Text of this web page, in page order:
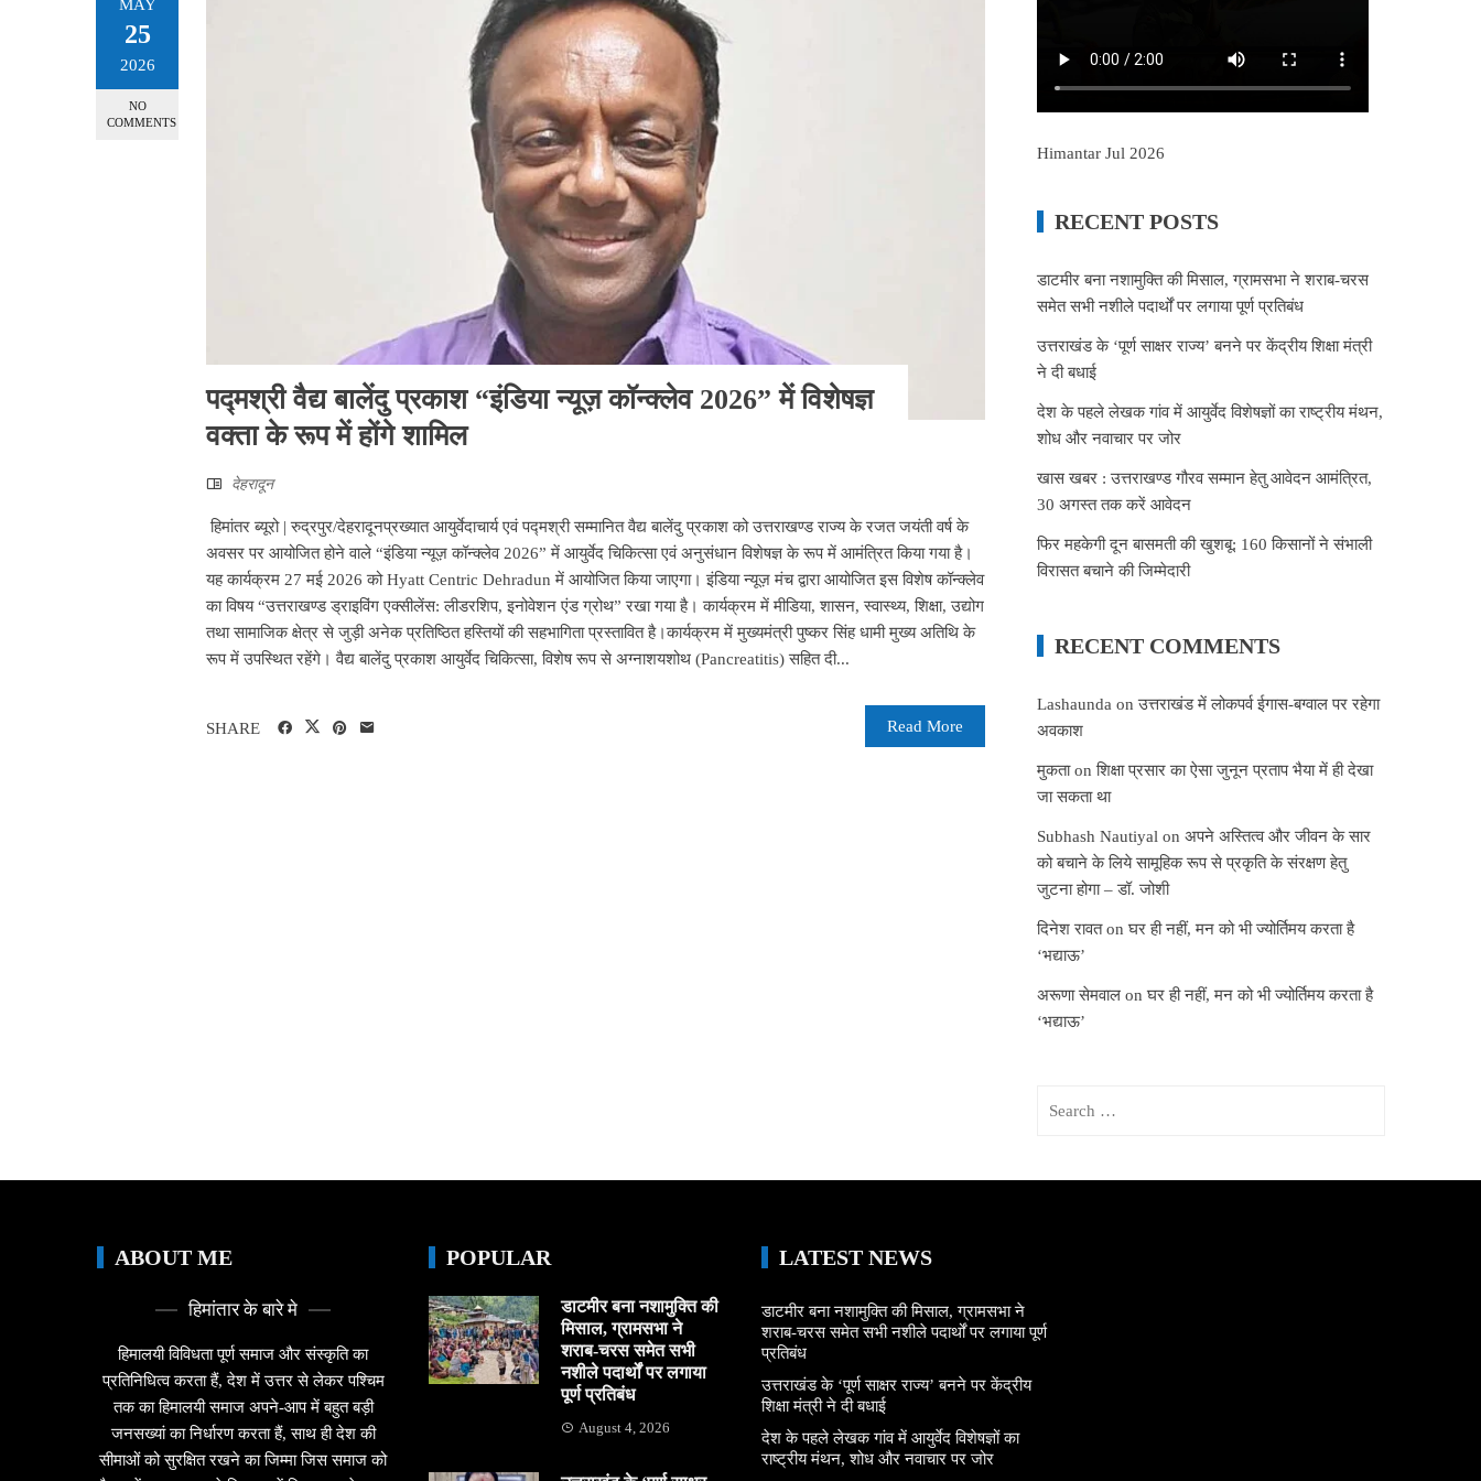
MAY
25
2026
NO
COMMENTS
पद्मश्री वैद्य बालेंदु प्रकाश “इंडिया न्यूज़ कॉन्क्लेव 2026” में विशेषज्ञ
वक्ता के रूप में होंगे शामिल
देहरादून
हिमांतर ब्यूरो | रुद्रपुर/देहरादूनप्रख्यात आयुर्वेदाचार्य एवं पद्मश्री सम्मानित वैद्य बालेंदु प्रकाश को उत्तराखण्ड राज्य के रजत जयंती वर्ष के
अवसर पर आयोजित होने वाले “इंडिया न्यूज़ कॉन्क्लेव 2026” में आयुर्वेद चिकित्सा एवं अनुसंधान विशेषज्ञ के रूप में आमंत्रित किया गया है।
यह कार्यक्रम 27 मई 2026 को Hyatt Centric Dehradun में आयोजित किया जाएगा। इंडिया न्यूज़ मंच द्वारा आयोजित इस विशेष कॉन्क्लेव
का विषय “उत्तराखण्ड ड्राइविंग एक्सीलेंस: लीडरशिप, इनोवेशन एंड ग्रोथ” रखा गया है। कार्यक्रम में मीडिया, शासन, स्वास्थ्य, शिक्षा, उद्योग
तथा सामाजिक क्षेत्र से जुड़ी अनेक प्रतिष्ठित हस्तियों की सहभागिता प्रस्तावित है।कार्यक्रम में मुख्यमंत्री पुष्कर सिंह धामी मुख्य अतिथि के
रूप में उपस्थित रहेंगे। वैद्य बालेंदु प्रकाश आयुर्वेद चिकित्सा, विशेष रूप से अग्नाशयशोथ (Pancreatitis) सहित दी...
Read More
SHARE
Himantar Jul 2026
RECENT POSTS
डाटमीर बना नशामुक्ति की मिसाल, ग्रामसभा ने शराब-चरस
समेत सभी नशीले पदार्थों पर लगाया पूर्ण प्रतिबंध
उत्तराखंड के ‘पूर्ण साक्षर राज्य’ बनने पर केंद्रीय शिक्षा मंत्री
ने दी बधाई
देश के पहले लेखक गांव में आयुर्वेद विशेषज्ञों का राष्ट्रीय मंथन,
शोध और नवाचार पर जोर
खास खबर : उत्तराखण्ड गौरव सम्मान हेतु आवेदन आमंत्रित,
30 अगस्त तक करें आवेदन
फिर महकेगी दून बासमती की खुशबू: 160 किसानों ने संभाली
विरासत बचाने की जिम्मेदारी
RECENT COMMENTS
Lashaunda onउत्तराखंड में लोकपर्व ईगास-बग्वाल पर रहेगा
अवकाश
मुकताonशिक्षा प्रसार का ऐसा जुनून प्रताप भैया में ही देखा
जा सकता था
Subhash Nautiyal onअपने अस्तित्व और जीवन के सार
को बचाने के लिये सामूहिक रूप से प्रकृति के संरक्षण हेतु
जुटना होगा – डॉ. जोशी
दिनेश रावतonघर ही नहीं, मन को भी ज्योर्तिमय करता है
‘भद्याऊ’
अरूणा सेमवाल onघर ही नहीं, मन को भी ज्योर्तिमय करता है
‘भद्याऊ’
ABOUT ME
हिमांतार के बारे मे
हिमालयी विविधता पूर्ण समाज और संस्कृति का
प्रतिनिधित्व करता हैं, देश में उत्तर से लेकर पश्चिम
तक का हिमालयी समाज अपने-आप में बहुत बड़ी
जनसख्यां का निर्धारण करता हैं, साथ ही देश की
सीमाओं को सुरक्षित रखने का जिम्मा जिस समाज को
POPULAR
डाटमीर बना नशामुक्ति की
मिसाल, ग्रामसभा ने
शराब-चरस समेत सभी
नशीले पदार्थों पर लगाया
पूर्ण प्रतिबंध
August 4, 2026
LATEST NEWS
डाटमीर बना नशामुक्ति की मिसाल, ग्रामसभा ने
शराब-चरस समेत सभी नशीले पदार्थों पर लगाया पूर्ण
प्रतिबंध
उत्तराखंड के ‘पूर्ण साक्षर राज्य’ बनने पर केंद्रीय
शिक्षा मंत्री ने दी बधाई
देश के पहले लेखक गांव में आयुर्वेद विशेषज्ञों का
राष्ट्रीय मंथन, शोध और नवाचार पर जोर